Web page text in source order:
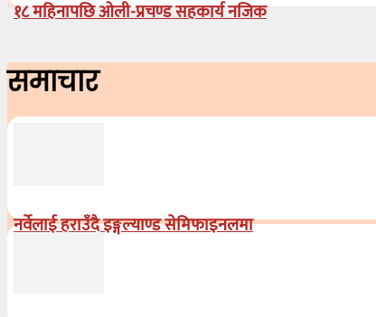
१८ महिनापछि ओली-प्रचण्ड सहकार्य नजिक
समाचार
नर्वेलाई हराउँदै इङ्गल्याण्ड सेमिफाइनलमा